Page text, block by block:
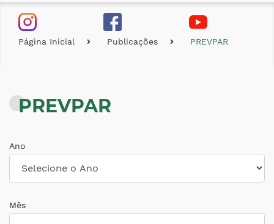
Página Inicial Publicações PREVPAR
PREVPAR
Ano
Mês